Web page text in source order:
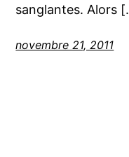
sanglantes. Alors
novembre 21, 2011